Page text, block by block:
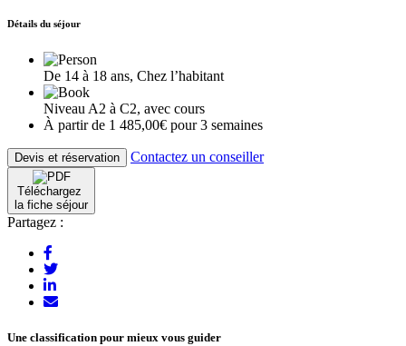
Détails du séjour
De 14 à 18 ans, Chez l’habitant
Niveau A2 à C2, avec cours
À partir de 1 485,00€ pour 3 semaines
Devis et réservation Contactez un conseiller
Téléchargez
la fiche séjour
Partagez :
Une classification pour mieux vous guider